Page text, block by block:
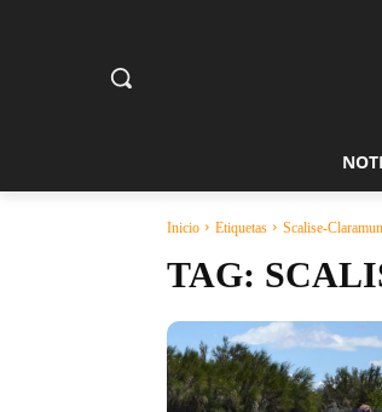
Inicio Etiquetas Scalise-
TAG: